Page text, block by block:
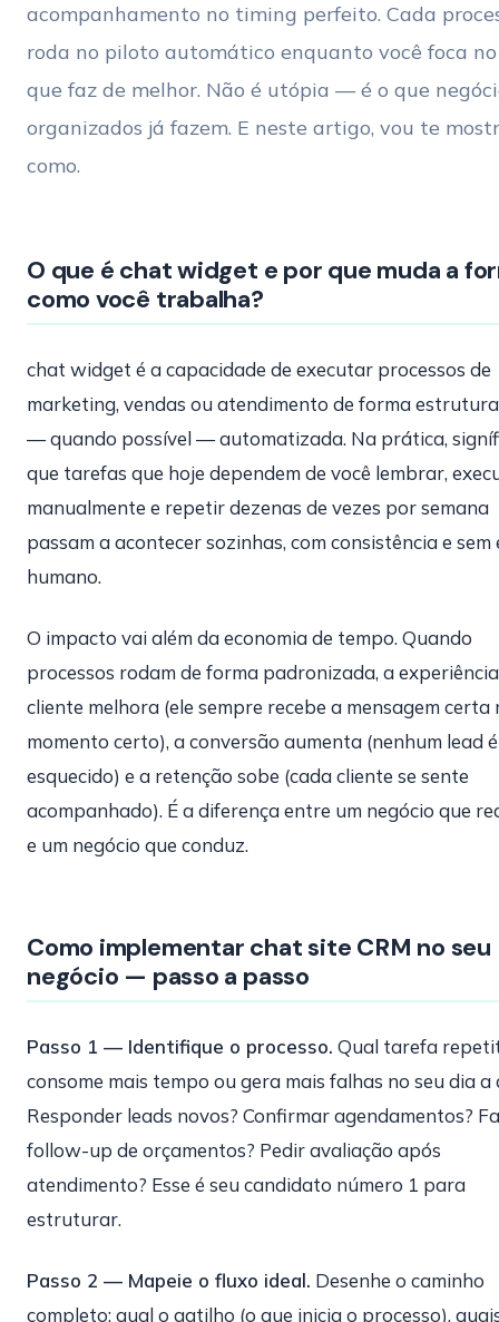
acompanhamento no timing perfeito. Cada
roda no piloto automático enquanto você foca no
que faz de melhor. Não é utópia — é o que
organizados já fazem. E neste artigo, vou te
como.
O que é chat widget e por que muda a
como você trabalha?
chat widget é a capacidade de executar processos de
marketing, vendas ou atendimento de forma
— quando possível — automatizada. Na prática,
que tarefas que hoje dependem de você lembrar,
manualmente e repetir dezenas de vezes por semana
passam a acontecer sozinhas, com consistência e sem
humano.
O impacto vai além da economia de tempo. Quando
processos rodam de forma padronizada, a
cliente melhora (ele sempre recebe a mensagem certa
momento certo), a conversão aumenta (nenhum lead é
esquecido) e a retenção sobe (cada cliente se sente
acompanhado). É a diferença entre um negócio que
e um negócio que conduz.
Como implementar chat site CRM no seu
negócio — passo a passo
Passo 1 — Identifique o processo. Qual tarefa
consome mais tempo ou gera mais falhas no seu dia a
Responder leads novos? Confirmar agendamentos?
follow-up de orçamentos? Pedir avaliação após
atendimento? Esse é seu candidato número 1 para
estruturar.
Passo 2 — Mapeie o fluxo ideal. Desenhe o caminho
completo: qual o gatilho (o que inicia o processo),